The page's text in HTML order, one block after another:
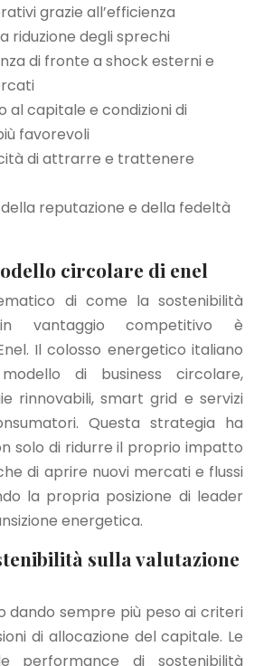
grazie all’efficienza
riduzione degli sprechi
di fronte a shock esterni e
al capitale e condizioni di
favorevoli
di attrarre e trattenere
reputazione e della fedeltà
circolare di enel
di come la sostenibilità
vantaggio competitivo è
Il colosso energetico italiano
di business circolare,
rinnovabili, smart grid e servizi
Questa strategia ha
solo di ridurre il proprio impatto
di aprire nuovi mercati e flussi
la propria posizione di leader
energetica.
sulla valutazione
dando sempre più peso ai criteri
di allocazione del capitale. Le
performance di sostenibilità